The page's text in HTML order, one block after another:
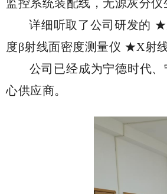
监控系统装配线，无源灰分
详细听取了公司研发的
度β射线面密度测量仪 ★X射
公司已经成为宁德时代
心供应商。